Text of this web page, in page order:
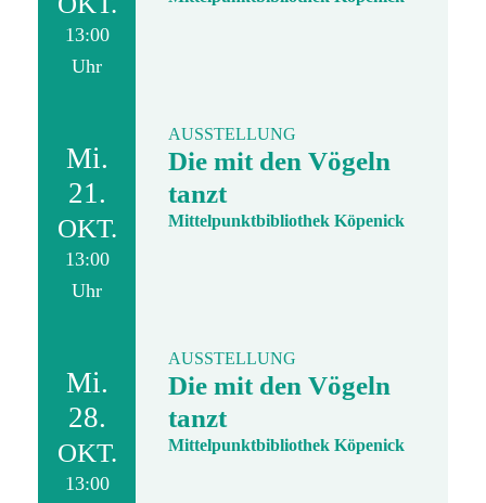
13:00
Uhr
Mi.
21.
OKT.
13:00
Uhr
AUSSTELLUNG
Die mit den Vögeln
tanzt
Mittelpunktbibliothek Köpenick
Mi.
28.
OKT.
13:00
AUSSTELLUNG
Die mit den Vögeln
tanzt
Mittelpunktbibliothek Köpenick